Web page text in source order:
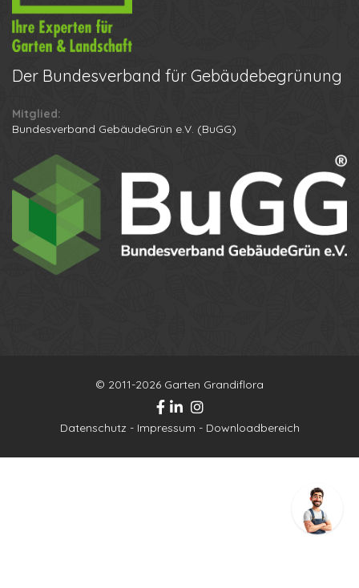
Der Bundesverband für Gebäudebegrünung
Mitglied:
Bundesverband GebäudeGrün e.V. (BuGG)
© 2011-2026 Garten Grandiflora
Datenschutz - Impressum - Downloadbereich
Datenschutzbestimmungen